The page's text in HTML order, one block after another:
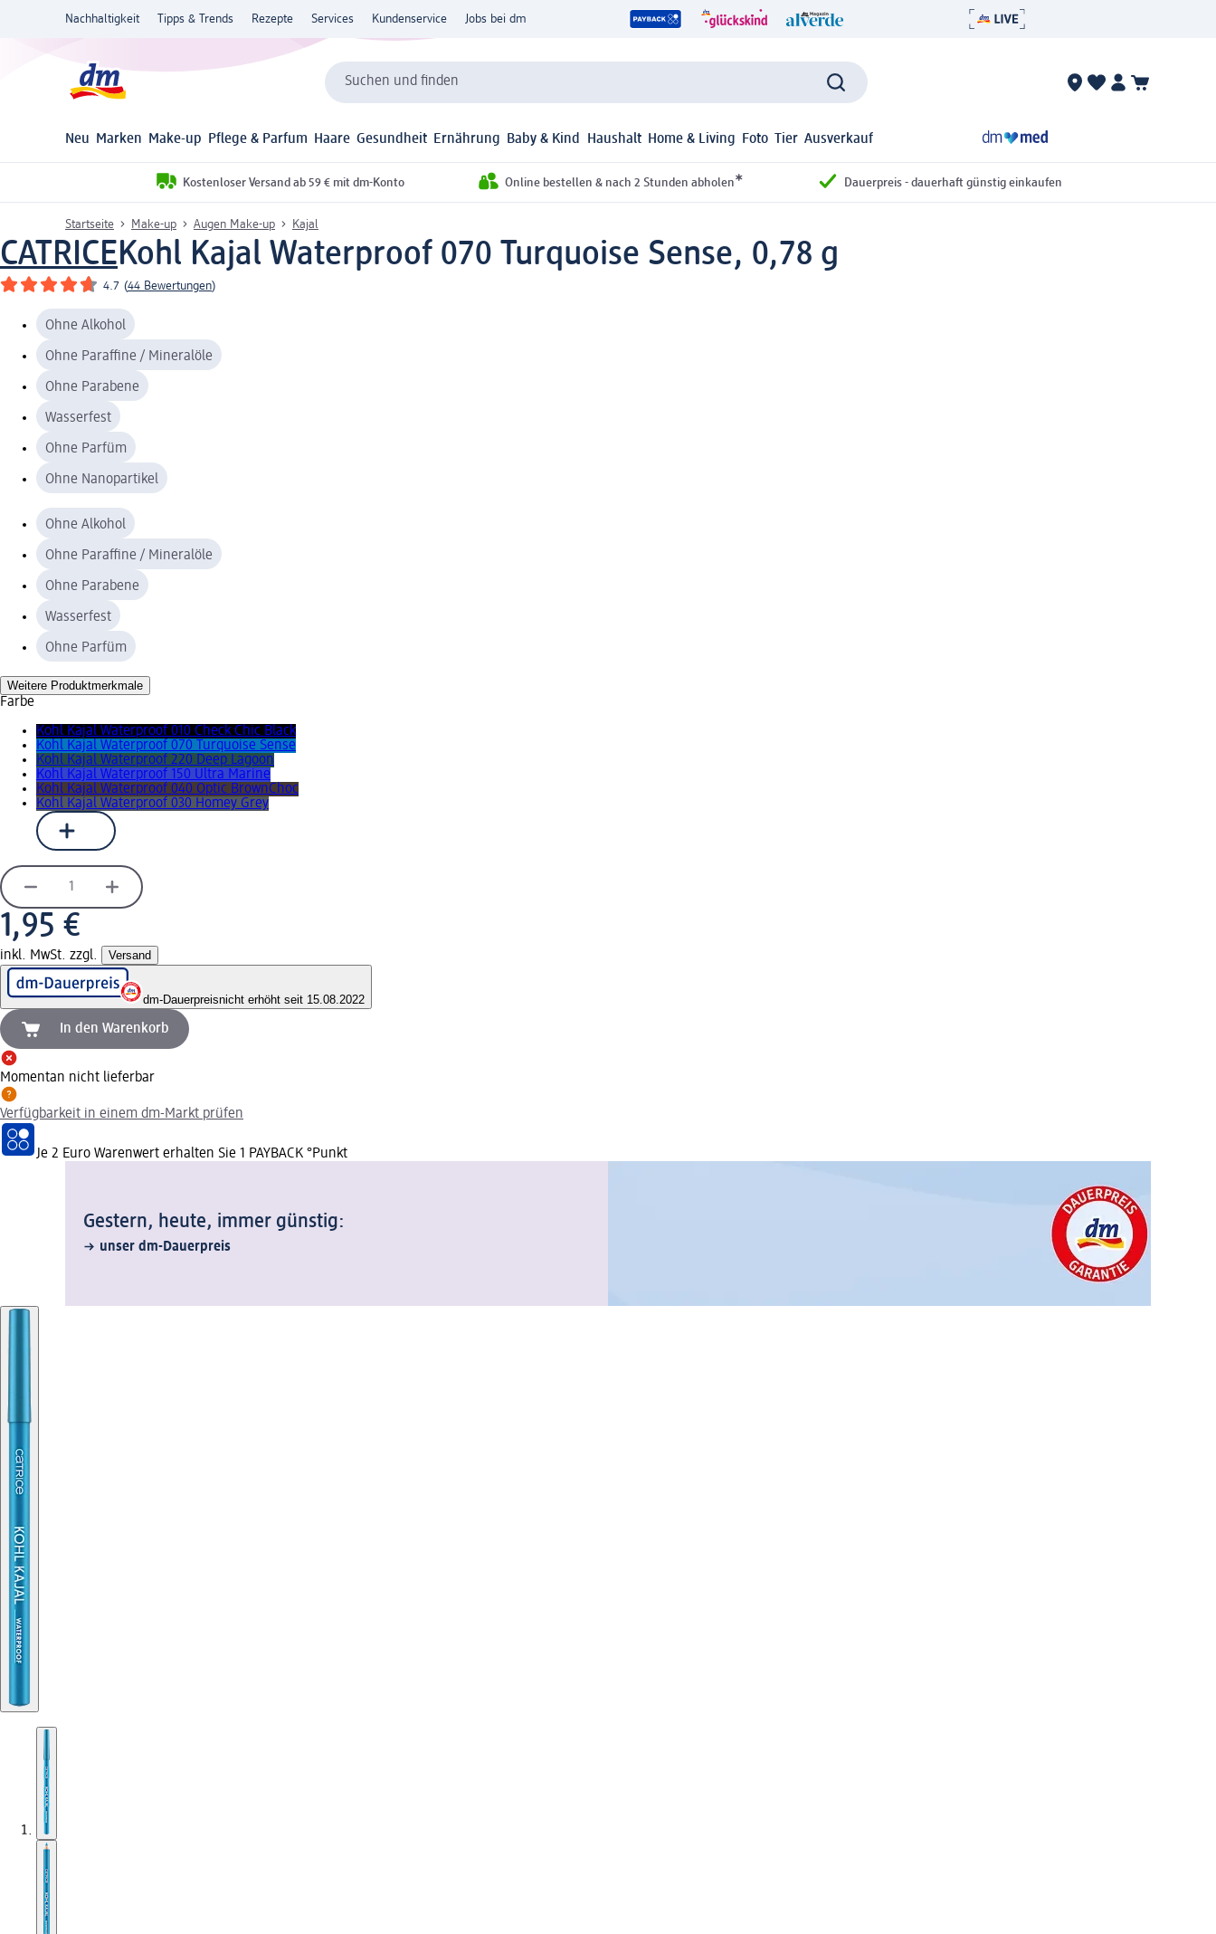
Nachhaltigkeit Tipps & Trends Rezepte Services Kundenservice Jobs bei dm
Suchen und finden
Neu Marken Make-up Pflege & Parfum Haare Gesundheit Ernährung Baby & Kind Haushalt Home & Living Foto Tier Ausverkauf
Kostenloser Versand ab 59 € mit dm-Konto Online bestellen & nach 2 Stunden abholen* Dauerpreis - dauerhaft günstig einkaufen
Startseite Make-up Augen Make-up Kajal
CATRICEKohl Kajal Waterproof 070 Turquoise Sense, 0,78 g
4.7 (44 Bewertungen)
Ohne Alkohol
Ohne Paraffine / Mineralöle
Ohne Parabene
Wasserfest
Ohne Parfüm
Ohne Nanopartikel
Ohne Alkohol
Ohne Paraffine / Mineralöle
Ohne Parabene
Wasserfest
Ohne Parfüm
Weitere Produktmerkmale
Farbe
Kohl Kajal Waterproof 010 Check Chic Black
Kohl Kajal Waterproof 070 Turquoise Sense
Kohl Kajal Waterproof 220 Deep Lagoon
Kohl Kajal Waterproof 150 Ultra Marine
Kohl Kajal Waterproof 040 Optic BrownChoc
Kohl Kajal Waterproof 030 Homey Grey
1,95 €
inkl. MwSt. zzgl. Versand
dm-Dauerpreisnicht erhöht seit 15.08.2022
In den Warenkorb
Momentan nicht lieferbar
Verfügbarkeit in einem dm-Markt prüfen
Je 2 Euro Warenwert erhalten Sie 1 PAYBACK °Punkt
Gestern, heute, immer günstig:
unser dm-Dauerpreis